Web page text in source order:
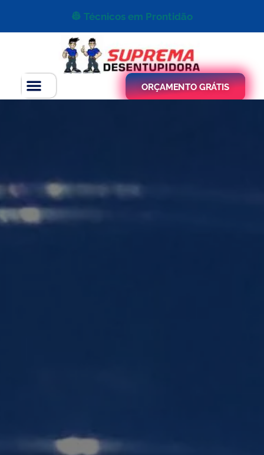
👷 Técnicos em Prontidão
ORÇAMENTO GRÁTIS